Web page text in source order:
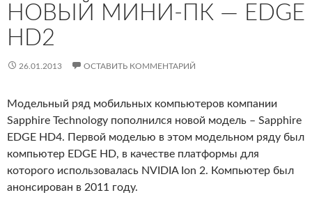
НОВЫЙ МИНИ-ПК — EDGE
HD2
26.01.2013 ОСТАВИТЬ КОММЕНТАРИЙ
Модельный ряд мобильных компьютеров компании
Sapphire Technology пополнился новой модель – Sapphire
EDGE HD4. Первой моделью в этом модельном ряду был
компьютер EDGE HD, в качестве платформы для
которого использовалась NVIDIA Ion 2. Компьютер был
анонсирован в 2011 году.